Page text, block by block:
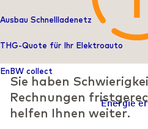
Ausbau Schnellladenetz
THG-Quote für Ihr Elektroauto
EnBW collect
Energie
Sie haben
Rechnungen
helfen Ihnen weiter.